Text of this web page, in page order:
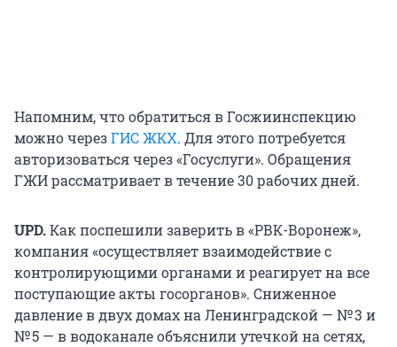
Напомним, что обратиться в Госжиинспекцию
можно черезГИС ЖКХ. Для этого потребуется
авторизоваться через «Госуслуги». Обращения
ГЖИ рассматривает в течение 30 рабочих дней.
UPD.Как поспешили заверить в «РВК-Воронеж»,
компания «осуществляет взаимодействие с
контролирующими органами и реагирует на все
поступающие акты госорганов». Сниженное
давление в двух домах на Ленинградской — № 3 и
№ 5 — в водоканале объяснили утечкой на сетях,